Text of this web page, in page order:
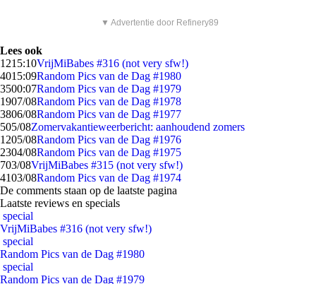
▼ Advertentie door Refinery89
Lees ook
1215:10VrijMiBabes #316 (not very sfw!)
4015:09Random Pics van de Dag #1980
3500:07Random Pics van de Dag #1979
1907/08Random Pics van de Dag #1978
3806/08Random Pics van de Dag #1977
505/08Zomervakantieweerbericht: aanhoudend zomers
1205/08Random Pics van de Dag #1976
2304/08Random Pics van de Dag #1975
703/08VrijMiBabes #315 (not very sfw!)
4103/08Random Pics van de Dag #1974
De comments staan op de laatste pagina
Laatste reviews en specials
special
VrijMiBabes #316 (not very sfw!)
special
Random Pics van de Dag #1980
special
Random Pics van de Dag #1979